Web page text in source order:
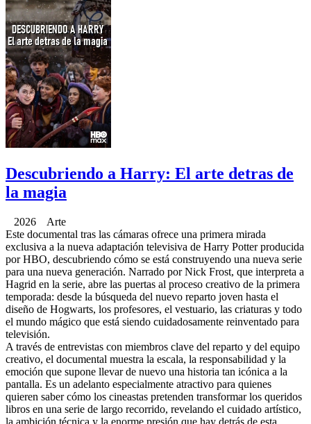
Descubriendo a Harry: El arte detras de
la magia
2026 Arte
Este documental tras las cámaras ofrece una primera mirada
exclusiva a la nueva adaptación televisiva de Harry Potter producida
por HBO, descubriendo cómo se está construyendo una nueva serie
para una nueva generación. Narrado por Nick Frost, que interpreta a
Hagrid en la serie, abre las puertas al proceso creativo de la primera
temporada: desde la búsqueda del nuevo reparto joven hasta el
diseño de Hogwarts, los profesores, el vestuario, las criaturas y todo
el mundo mágico que está siendo cuidadosamente reinventado para
televisión.
A través de entrevistas con miembros clave del reparto y del equipo
creativo, el documental muestra la escala, la responsabilidad y la
emoción que supone llevar de nuevo una historia tan icónica a la
pantalla. Es un adelanto especialmente atractivo para quienes
quieren saber cómo los cineastas pretenden transformar los queridos
libros en una serie de largo recorrido, revelando el cuidado artístico,